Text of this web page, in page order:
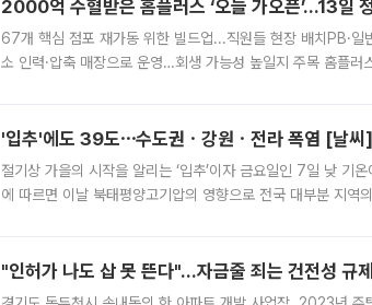
2000억 수혈받은 홈플러스 ‘오늘 가오픈’...13일
67개 핵심 점포 재가동 위한 빌드업...직원들 현장 배치PB·일
소 인력·압축 매장으로 운영…회생 가능성 높일지 주목 홈플
'입추'에도 39도⋯수도권ㆍ강원ㆍ전라 폭염 [날씨]
절기상 가을의 시작을 알리는 ‘입추’이자 금요일인 7일 낮 기
에 따르면 이날 북태평양고기압의 영향으로 전국 대부분 지
"인허가 나도 삽 못 뜬다"…자금줄 죄는 건전성